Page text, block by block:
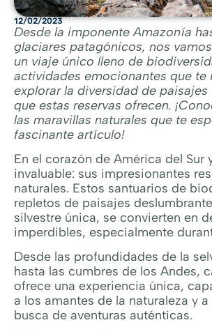
12/02/2023
Desde la imponente Amazonía
glaciares patagónicos, nos
un viaje único lleno de
actividades emocionantes que te
explorar la diversidad de paisajes
que estas reservas ofrecen.
las maravillas naturales que te
fascinante artículo!
En el corazón de América del Sur
invaluable: sus impresionantes
naturales. Estos santuarios de
repletos de paisajes
silvestre única, se convierten en
imperdibles, especialmente
Desde las profundidades de la
hasta las cumbres de los Andes,
ofrece una experiencia única,
a los amantes de la naturaleza y
busca de aventuras auténticas.